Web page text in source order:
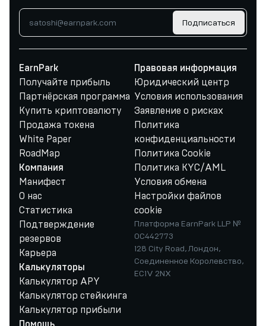
Подписаться
EarnPark
Получайте прибыль
Партнёрская программа
Купить криптовалюту
Продажа токена
White Paper
RoadMap
Компания
Манифест
О нас
Статистика
Подтверждение
резервов
Карьера
Калькуляторы
Калькулятор APY
Калькулятор стейкинга
Калькулятор прибыли
Правовая информация
Юридический центр
Условия использования
Заявление о рисках
Политика
конфиденциальности
Политика Cookie
Политика KYC/AML
Условия обмена
Настройки файлов
cookie
Платформа EarnPark LLP №
OC442773
128 City Road, Лондон,
Соединенное Королевство,
EC1V 2NX